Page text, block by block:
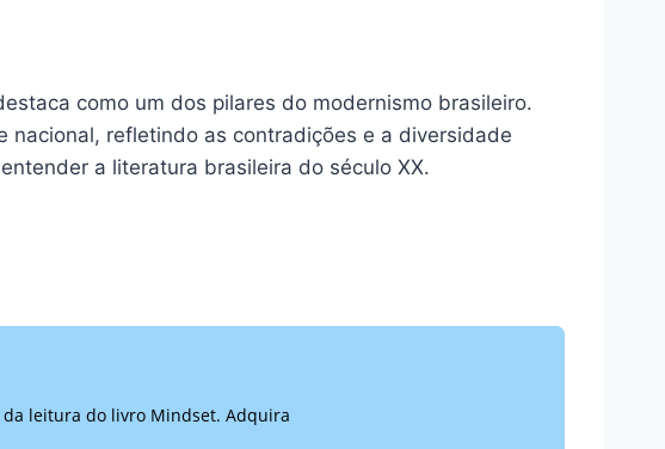
como um dos pilares do modernismo brasileiro.
refletindo as contradições e a diversidade
a literatura brasileira do século XX.
leitura do livro Mindset. Adquira